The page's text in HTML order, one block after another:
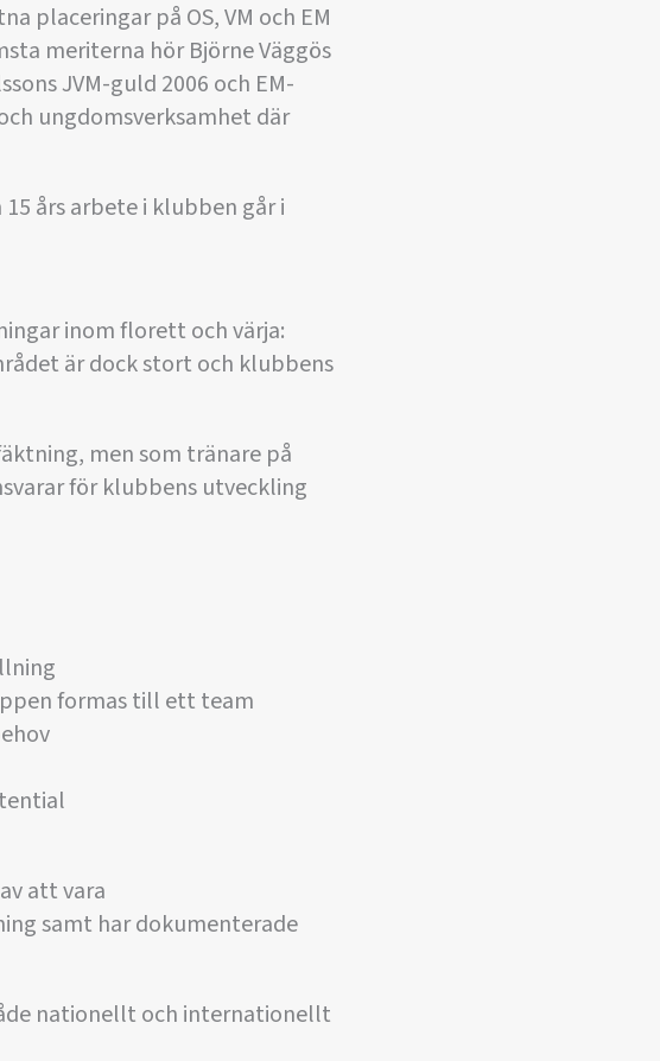
placeringar på OS, VM och EM
meriterna hör Björne Väggös
JVM-guld 2006 och EM-
ungdomsverksamhet där
års arbete i klubben går i
inom florett och värja:
är dock stort och klubbens
men som tränare på
för klubbens utveckling
formas till ett team
att vara
samt har dokumenterade
nationellt och internationellt